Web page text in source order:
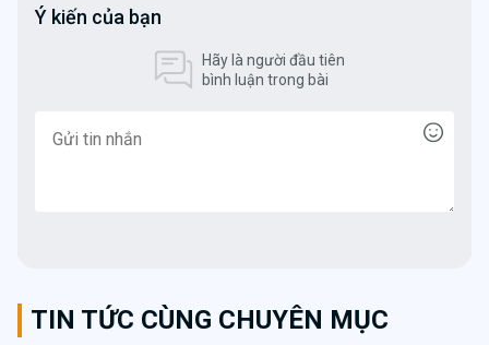
Ý kiến của bạn
Hãy là người đầu tiên
bình luận trong bài
TIN TỨC CÙNG CHUYÊN MỤC